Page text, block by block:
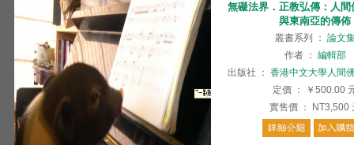
無礙法界．正教弘傳：人
與東南亞的傳佈
叢書系列 ： 論文
作者 ： 編輯部
出版社
： 香港中文大學人間
定價 ： ￥500.00
實售價 ： NT3,500